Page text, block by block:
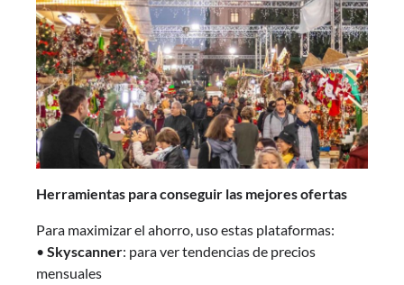
Herramientas para conseguir las mejores ofertas
Para maximizar el ahorro, uso estas plataformas:
• Skyscanner: para ver tendencias de precios
mensuales